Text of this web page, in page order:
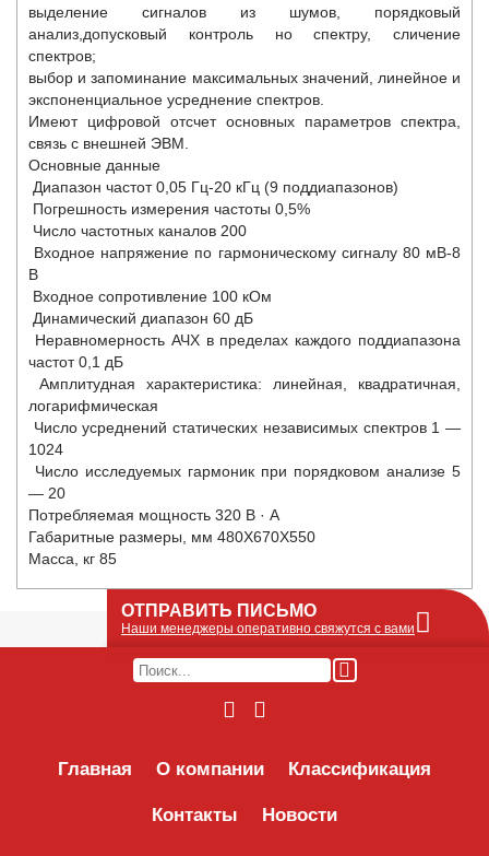
выделение сигналов из шумов, порядковый
анализ,допусковый контроль но спектру, сличение
спектров;
выбор и запоминание максимальных значений, линейное и
экспоненциальное усреднение спектров.
Имеют цифровой отсчет основных параметров спектра,
связь с внешней ЭВМ.
Основные данные
Диапазон частот 0,05 Гц-20 кГц (9 поддиапазонов)
Погрешность измерения частоты 0,5%
Число частотных каналов 200
Входное напряжение по гармоническому сигналу 80 мВ-8
В
Входное сопротивление 100 кОм
Динамический диапазон 60 дБ
Неравномерность АЧХ в пределах каждого поддиапазона
частот 0,1 дБ
Амплитудная характеристика: линейная, квадратичная,
логарифмическая
Число усреднений статических независимых спектров 1 —
1024
Число исследуемых гармоник при порядковом анализе 5
— 20
Потребляемая мощность 320 В · А
Габаритные размеры, мм 480Х670Х550
Масса, кг 85
Главная О компании Классификация
Контакты Новости
ОТПРАВИТЬ ПИСЬМО
Наши менеджеры оперативно свяжутся с вами
Оставьте Ваше сообщение или запрос по
его получим по e-mail и оперативно ответим!